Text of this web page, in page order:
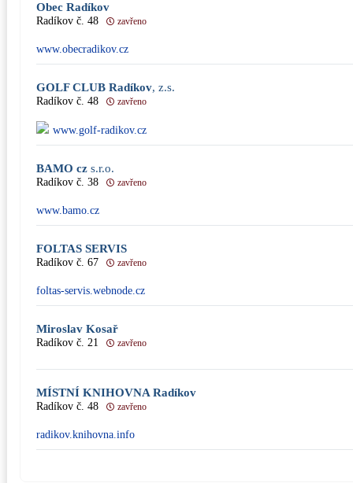
Obec Radíkov
Radíkov č. 48 zavřeno
www.obecradikov.cz
GOLF CLUB Radíkov, z.s.
Radíkov č. 48 zavřeno
www.golf-radikov.cz
BAMO cz s.r.o.
Radíkov č. 38 zavřeno
www.bamo.cz
FOLTAS SERVIS
Radíkov č. 67 zavřeno
foltas-servis.webnode.cz
Miroslav Kosař
Radíkov č. 21 zavřeno
MÍSTNÍ KNIHOVNA Radíkov
Radíkov č. 48 zavřeno
radikov.knihovna.info